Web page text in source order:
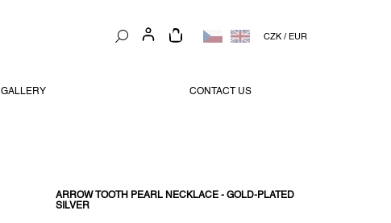
CZK / EUR
NÁKUPNÍ
GALLERY CONTACT US
ARROW TOOTH PEARL NECKLACE - GOLD-PLATED
SILVER